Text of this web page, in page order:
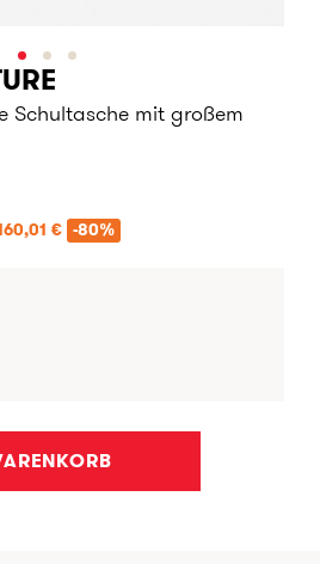
Schultasche mit großem
€ -80%